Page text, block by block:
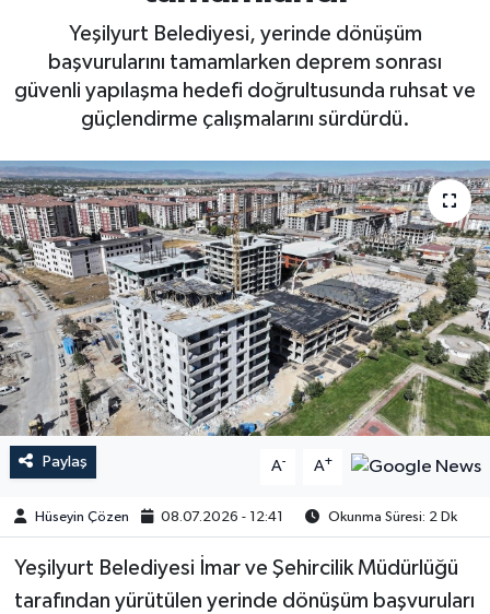
Yeşilyurt Belediyesi, yerinde dönüşüm
başvurularını tamamlarken deprem sonrası
güvenli yapılaşma hedefi doğrultusunda ruhsat ve
güçlendirme çalışmalarını sürdürdü.
Paylaş A- A+
Hüseyin Çözen 08.07.2026 - 12:41 Okunma Süresi: 2 Dk
​​​​​​Yeşilyurt Belediyesi İmar ve Şehircilik Müdürlüğü
tarafından yürütülen yerinde dönüşüm başvuruları